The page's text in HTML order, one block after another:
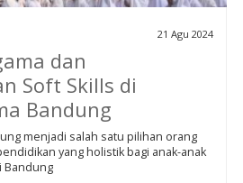
21 Agu 2024
dan
Soft Skills di
Bandung
menjadi salah satu pilihan orang
yang holistik bagi anak-anak
Bandung